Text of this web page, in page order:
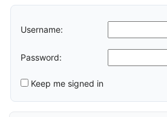
Username:
Password:
Keep me signed in